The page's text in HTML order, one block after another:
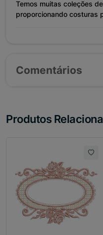
Temos muitas coleções
proporcionando costuras
Comentários
Produtos